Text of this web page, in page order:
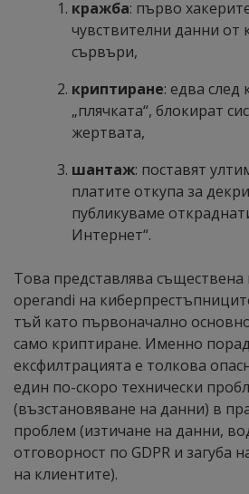
кражба: първо
чувствителни данни от
сървъри,
криптиране: едва след
„плячката“, блокират
жертвата,
шантаж: поставят
платите откупа за
публикуваме
Интернет“.
Това представлява
operandi на
тъй като първоначално
само криптиране. Именно
ексфилтрацията е толкова
един по-скоро технически
(възстановяване на данни) в
проблем (изтичане на данни,
отговорност по GDPR и загуба
на клиентите).